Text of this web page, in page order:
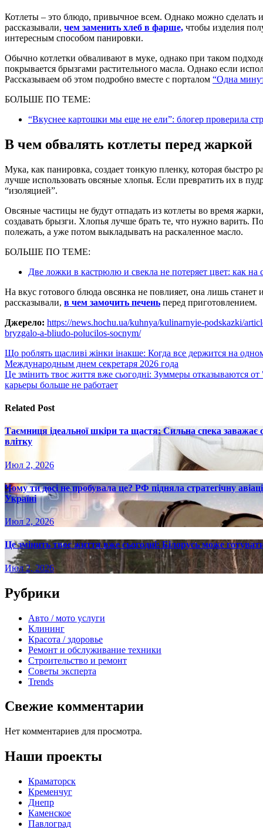
Котлеты – это блюдо, привычное всем. Однако можно сделать их еще лучше, если применить некоторые секреты. Мы
рассказывали, чем заменить хлеб в фарше, чтобы изделия
интересным способом панировки.
Обычно котлетки обваливают в муке, однако при таком
покрывается брызгами растительного масла. Однако если
Рассказываем об этом подробно вместе с порталом “Одна
БОЛЬШЕ ПО ТЕМЕ:
“Вкуснее картошки мы еще не ели”: блогер проверила
В чем обвалять котлеты перед жаркой
Мука, как панировка, создает тонкую пленку, которая быстро
лучше использовать овсяные хлопья. Если превратить их в
“изоляцией”.
Овсяные частицы не будут отпадать из котлеты во время
создавать брызги. Хлопья лучше брать те, что нужно варить.
полежать, а уже потом выкладывать на раскаленное масло.
БОЛЬШЕ ПО ТЕМЕ:
Две ложки в кастрюлю и свекла не потеряет цвет: как на
На вкус готового блюда овсянка не повлияет, она лишь
рассказывали, в чем замочить печень перед приготовлением.
Джерело: https://news.hochu.ua/kuhnya/kulinarnyie-podskazki/
bryzgalo-a-bliudo-polucilos-socnym/
Навигация
по
записям
Що роблять щасливі жінки інакше: Когда все держится на
Международным днем секретаря 2026 года
Це змінить твоє життя вже сьогодні: Зуммеры отказываются
карьеры больше не работает
Related Post
Таємниця ідеальної шкіри та щастя: Сильна спека
влітку
Июл 2, 2026
Чому ти досі не пробувала це? РФ підняла стратегічну
Україні
Июл 2, 2026
Це змінить твоє життя вже сьогодні: Білорусь може
Июл 2, 2026
Рубрики
Авто / мото услуги
Клининг
Красота / здоровье
Ремонт и обслуживание техники
Строительство и ремонт
Советы эксперта
Trends
Свежие комментарии
Нет комментариев для просмотра.
Наши проекты
Краматорск
Кременчуг
Днепр
Каменское
Павлоград